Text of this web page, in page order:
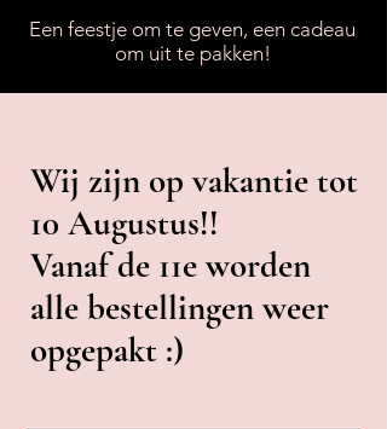
Een feestje om te geven, een cadeau
om uit te pakken!
Wij zijn op vakantie tot
10 Augustus!!
Vanaf de 11e worden
alle bestellingen weer
opgepakt :)